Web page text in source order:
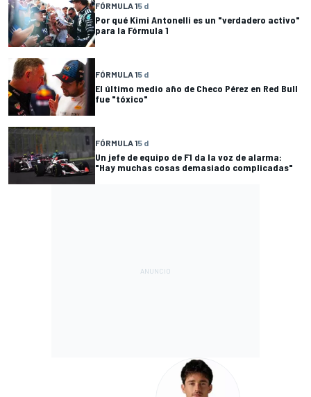
FÓRMULA 15 d
Por qué Kimi Antonelli es un "verdadero activo"
para la Fórmula 1
FÓRMULA 15 d
El último medio año de Checo Pérez en Red Bull
fue "tóxico"
FÓRMULA 15 d
Un jefe de equipo de F1 da la voz de alarma:
"Hay muchas cosas demasiado complicadas"